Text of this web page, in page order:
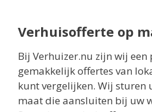
Verhuisofferte op
Bij Verhuizer.nu zijn wij
gemakkelijk offertes van
kunt vergelijken. Wij sturen
maat die aansluiten bij uw